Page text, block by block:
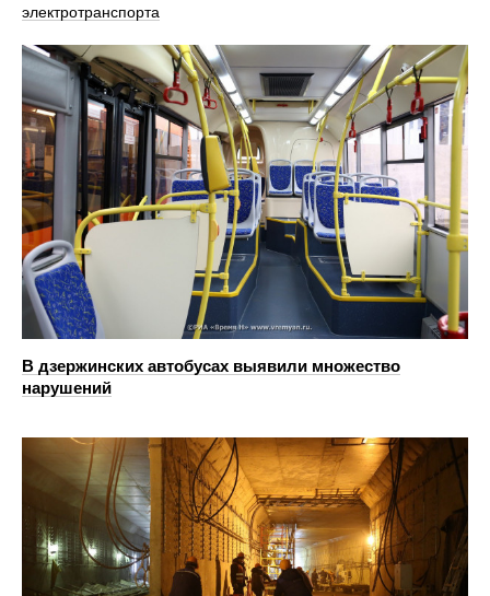
электротранспорта
В дзержинских автобусах выявили множество
нарушений